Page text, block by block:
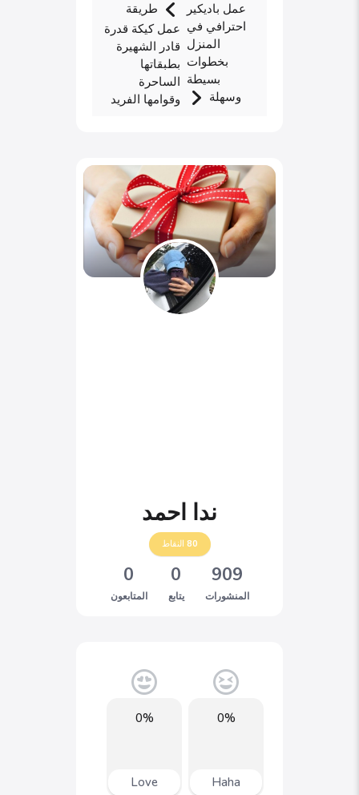
طريقة
عمل كيكة قدرة
قادر الشهيرة
بطبقاتها
الساحرة
وقوامها الفريد
عمل باديكير
احترافي في
المنزل
بخطوات
بسيطة
وسهلة
ندا احمد
80 النقاط
909
المنشورات
0
يتابع
0
المتابعون
0%
Haha
0%
Love